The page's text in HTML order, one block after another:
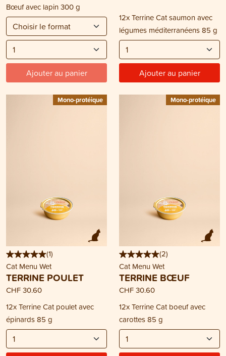
Bœuf avec lapin 300 g
Ajouter au panier
12x Terrine Cat saumon avec
légumes méditerranéens 85 g
Ajouter au panier
Mono-protéique
(1)
Cat Menu Wet
TERRINE POULET
CHF 30.60
12x Terrine Cat poulet avec
épinards 85 g
Mono-protéique
(2)
Cat Menu Wet
TERRINE BŒUF
CHF 30.60
12x Terrine Cat boeuf avec
carottes 85 g